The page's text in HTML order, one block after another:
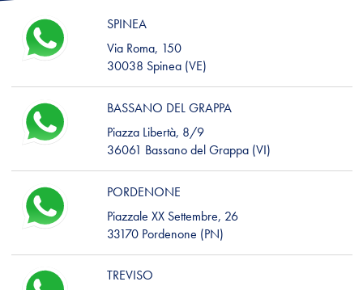
SPINEA
Via Roma, 150
30038 Spinea (VE)
BASSANO DEL GRAPPA
Piazza Libertà, 8/9
36061 Bassano del Grappa (VI)
PORDENONE
Piazzale XX Settembre, 26
33170 Pordenone (PN)
TREVISO